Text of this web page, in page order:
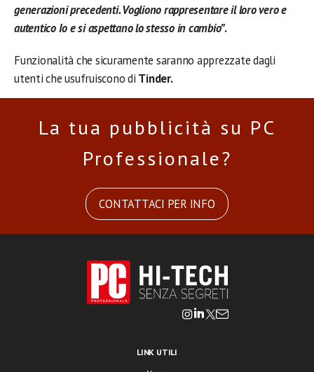
generazioni precedenti. Vogliono rappresentare il loro vero e
autentico Io e si aspettano lo stesso in cambio”.
Funzionalità che sicuramente saranno apprezzate dagli
utenti che usufruiscono di Tinder.
La tua pubblicità su PC
Professionale?
CONTATTACI PER INFO
LINK UTILI